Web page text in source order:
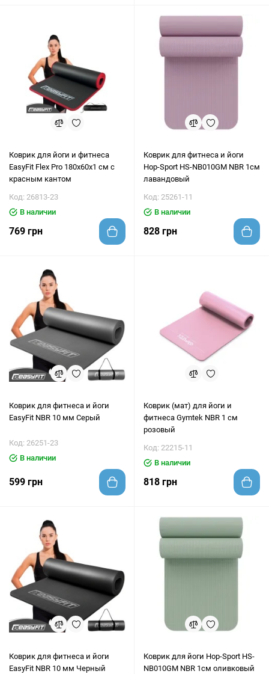
Коврик для йоги и фитнеса
EasyFit Flex Pro 180х60х1 см с
красным кантом
Код: 26813-23
В наличии
769 грн
Коврик для фитнеса и йоги
Hop-Sport HS-NB010GM NBR 1см
лавандовый
Код: 25261-11
В наличии
828 грн
Коврик для фитнеса и йоги
EasyFit NBR 10 мм Серый
Код: 26251-23
В наличии
599 грн
Коврик (мат) для йоги и
фитнеса Gymtek NBR 1 см
розовый
Код: 22215-11
В наличии
818 грн
Коврик для фитнеса и йоги
EasyFit NBR 10 мм Черный
Коврик для йоги Hop-Sport HS-
NB010GM NBR 1см оливковый